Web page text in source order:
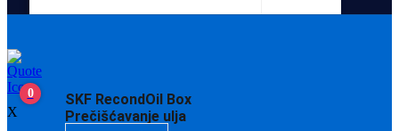
SKF RecondOil Box
Prečišćavanje ulja
0
X